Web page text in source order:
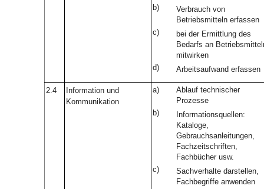
b)
Verbrauch von
Betriebsmitteln erfassen
c)
bei der Ermittlung des
Bedarfs an
mitwirken
d)
Arbeitsaufwand erfassen
2.4
Information und
Kommunikation
a)
Ablauf technischer
Prozesse
b)
Informationsquellen:
Kataloge,
Gebrauchsanleitungen,
Fachzeitschriften,
Fachbücher usw.
c)
Sachverhalte darstellen,
Fachbegriffe anwenden